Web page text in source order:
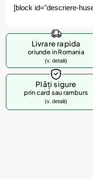
[block id="descriere-
Livrare rapida
oriunde in Romania
(v. detalii)
Plăți sigure
prin card sau ramburs
(v. detalii)